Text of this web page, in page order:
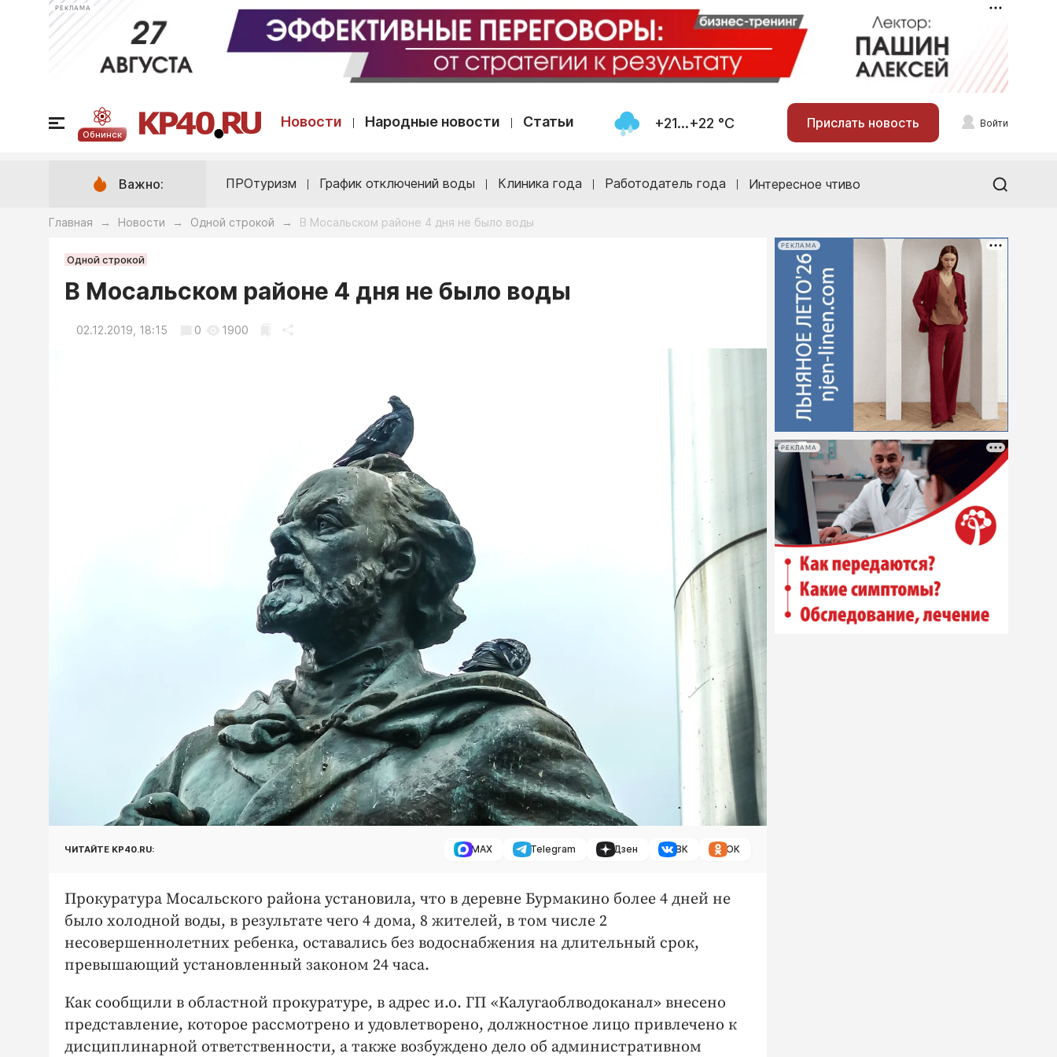
РЕКЛАМА
Обнинск
Новости Народные новости Статьи +21...+22 °С Прислать новость Войти
Важно: ПРОтуризм График отключений воды Клиника года Работодатель года Интересное чтиво
Главная → Новости → Одной строкой → В Мосальском районе 4 дня не было воды
Одной строкой
В Мосальском районе 4 дня не было воды
02.12.2019, 18:15 0 1900
ЧИТАЙТЕ KP40.RU: MAX Telegram Дзен ВК ОК
Прокуратура Мосальского района установила, что в деревне Бурмакино более 4 дней не
было холодной воды, в результате чего 4 дома, 8 жителей, в том числе 2
несовершеннолетних ребенка, оставались без водоснабжения на длительный срок,
превышающий установленный законом 24 часа.
Как сообщили в областной прокуратуре, в адрес и.о. ГП «Калугаоблводоканал» внесено
представление, которое рассмотрено и удовлетворено, должностное лицо привлечено к
дисциплинарной ответственности, а также возбуждено дело об административном
РЕКЛАМА
РЕКЛАМА